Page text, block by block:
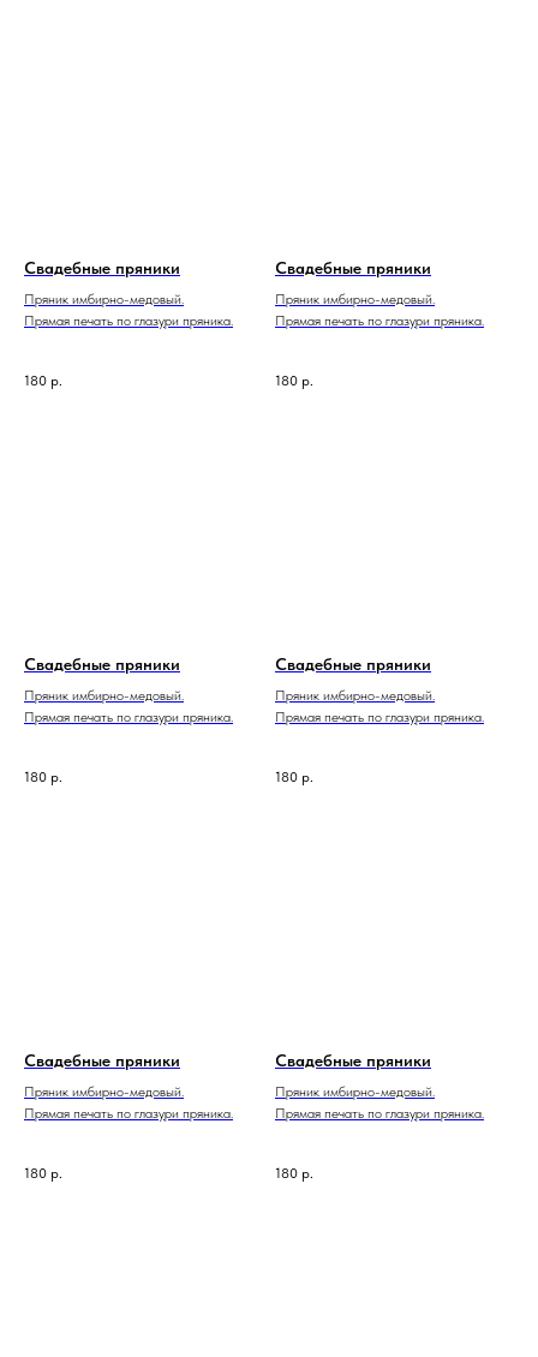
Свадебные пряники
Пряник имбирно-медовый.
Прямая печать по глазури пряника.
180 р.
Свадебные пряники
Пряник имбирно-медовый.
Прямая печать по глазури пряника.
180 р.
Свадебные пряники
Пряник имбирно-медовый.
Прямая печать по глазури пряника.
180 р.
Свадебные пряники
Пряник имбирно-медовый.
Прямая печать по глазури пряника.
180 р.
Свадебные пряники
Пряник имбирно-медовый.
Прямая печать по глазури пряника.
180 р.
Свадебные пряники
Пряник имбирно-медовый.
Прямая печать по глазури пряника.
180 р.